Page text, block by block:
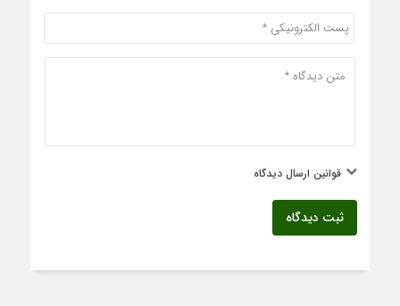
قوانین ارسال دیدگاه
ثبت دیدگاه